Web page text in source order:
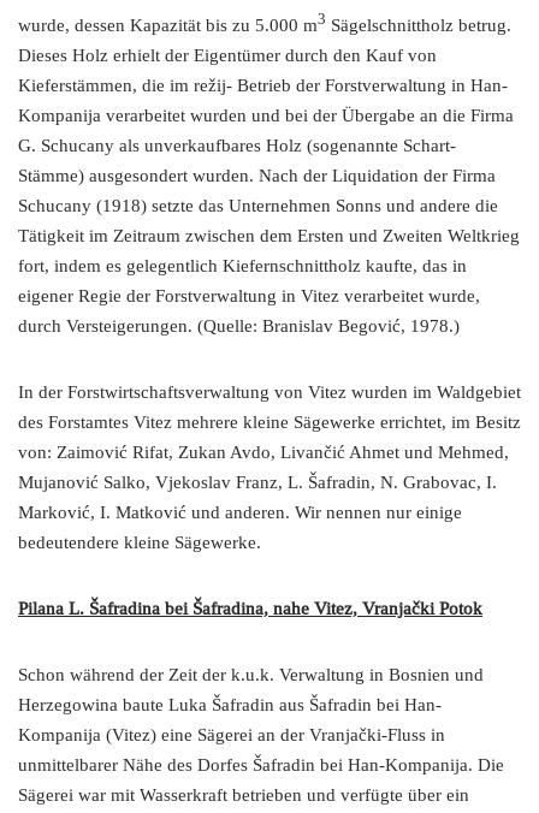
wurde, dessen Kapazität bis zu 5.000 m3 Sägelschnittholz betrug.
Dieses Holz erhielt der Eigentümer durch den Kauf von
Kieferstämmen, die im režij- Betrieb der Forstverwaltung in Han-
Kompanija verarbeitet wurden und bei der Übergabe an die Firma
G. Schucany als unverkaufbares Holz (sogenannte Schart-
Stämme) ausgesondert wurden. Nach der Liquidation der Firma
Schucany (1918) setzte das Unternehmen Sonns und andere die
Tätigkeit im Zeitraum zwischen dem Ersten und Zweiten Weltkrieg
fort, indem es gelegentlich Kiefernschnittholz kaufte, das in
eigener Regie der Forstverwaltung in Vitez verarbeitet wurde,
durch Versteigerungen. (Quelle: Branislav Begović, 1978.)
In der Forstwirtschaftsverwaltung von Vitez wurden im Waldgebiet
des Forstamtes Vitez mehrere kleine Sägewerke errichtet, im Besitz
von: Zaimović Rifat, Zukan Avdo, Livančić Ahmet und Mehmed,
Mujanović Salko, Vjekoslav Franz, L. Šafradin, N. Grabovac, I.
Marković, I. Matković und anderen. Wir nennen nur einige
bedeutendere kleine Sägewerke.
Pilana L. Šafradina bei Šafradina, nahe Vitez, Vranjački Potok
Schon während der Zeit der k.u.k. Verwaltung in Bosnien und
Herzegowina baute Luka Šafradin aus Šafradin bei Han-
Kompanija (Vitez) eine Sägerei an der Vranjački-Fluss in
unmittelbarer Nähe des Dorfes Šafradin bei Han-Kompanija. Die
Sägerei war mit Wasserkraft betrieben und verfügte über ein